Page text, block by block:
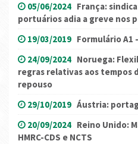
05/06/2024 França:
portuários adia a greve nos
19/03/2019 Formulário
24/09/2024 Noruega:
regras relativas aos tempos
repouso
29/10/2019 Áustria:
20/09/2024 Reino Unido:
HMRC-CDS e NCTS